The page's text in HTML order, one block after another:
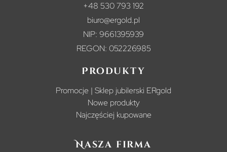
+48 530 793 192
biuro@ergold.pl
NIP: 9661395939
REGON: 052226985
Produkty
Promocje | Sklep jubilerski ERgold
Nowe produkty
Najczęściej kupowane
Nasza firma